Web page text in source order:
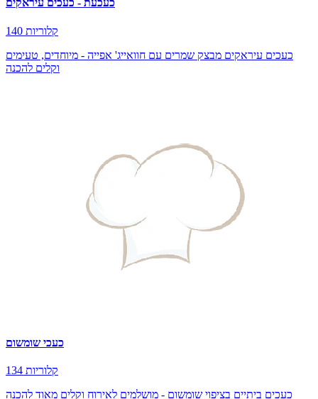
כעכעת - כעכים עיראקים
140 קלוריות
כעכים עיראקים מבצק שמרים עם חוואייג' אפייה - מיוחדים, טעימים
וקלים להכנה
כעכי שומשום
134 קלוריות
כעכים ביתיים בציפוי שומשום - מושלמים לאירוח וקלים מאוד להכנה